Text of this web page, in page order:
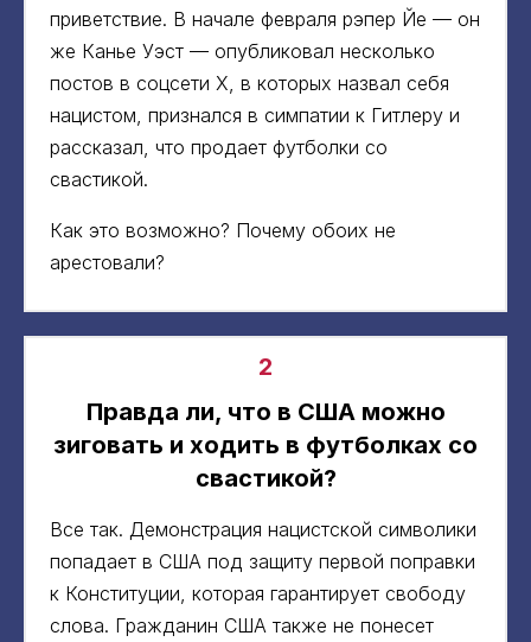
приветствие. В начале февраля рэпер Йе — он
же Канье Уэст — опубликовал несколько
постов в соцсети X, в которых назвал себя
нацистом, признался в симпатии к Гитлеру и
рассказал, что продает футболки со
свастикой.
Как это возможно? Почему обоих не
арестовали?
2
Правда ли, что в США можно
зиговать и ходить в футболках со
свастикой?
Все так. Демонстрация нацистской символики
попадает в США под защиту первой поправки
к Конституции, которая гарантирует свободу
слова. Гражданин США также не понесет